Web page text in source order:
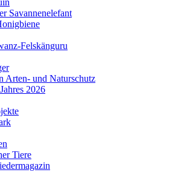
Savannenelefant
Felskänguru
Arten- und Naturschutz
2026
Tiere